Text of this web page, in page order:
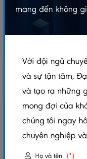
TẤM ỐP THAN
VN3132
5.0/5 (1
mang đến không
Với đội ngũ
và sự tận tâm,
và tạo ra những
mong đợi của
chúng tôi ngay
chuyên nghiệp
Họ và tên (*)